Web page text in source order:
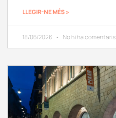
LLEGIR-NE MÉS »
18/06/2026 No hi ha comentaris